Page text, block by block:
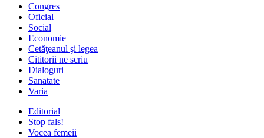
Congres
Oficial
Social
Economie
Cetăţeanul şi legea
Cititorii ne scriu
Dialoguri
Sanatate
Varia
Editorial
Stop fals!
Vocea femeii